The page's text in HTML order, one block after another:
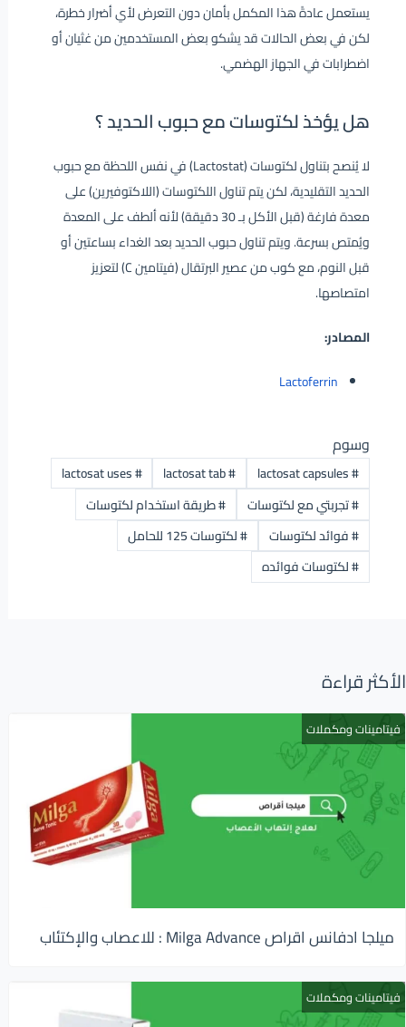
يستعمل عادةً هذا المكمل بأمان دون التعرض لأي أضرار خطرة،
لكن في بعض الحالات قد يشكو بعض المستخدمين من غثيان أو
اضطرابات في الجهاز الهضمي.
هل يؤخذ لكتوسات مع حبوب الحديد ؟
لا يُنصح بتناول لكتوسات (Lactostat) في نفس اللحظة مع حبوب
الحديد التقليدية، لكن يتم تناول اللكتوسات (اللاكتوفيرين) على
معدة فارغة (قبل الأكل بـ 30 دقيقة) لأنه ألطف على المعدة
ويُمتص بسرعة. ويتم تناول حبوب الحديد بعد الغداء بساعتين أو
قبل النوم، مع كوب من عصير البرتقال (فيتامين C) لتعزيز
امتصاصها.
المصادر:
Lactoferrin
وسوم
#
lactosat capsules
#
lactosat tab
#
#تجربتي مع لكتوسات #طريقة استخدام لكتوسات
#فوائد لكتوسات #لكتوسات 125 للحامل
#لكتوسات فوائده
الأكثر قراءة
فيتامينات ومكملات
ميلجا ادفانس اقراص Milga Advance : للاعصاب والإكتئاب
فيتامينات ومكملات